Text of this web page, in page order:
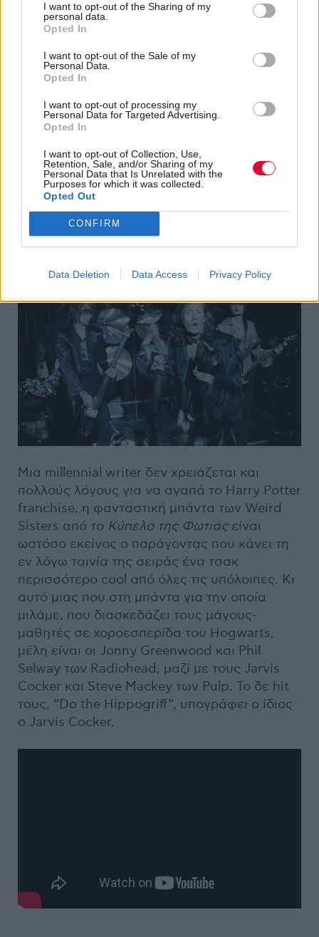
I want to opt-out of the Sharing of my
personal data.
Opted In
I want to opt-out of the Sale of my
Personal Data.
Opted In
I want to opt-out of processing my
Personal Data for Targeted Advertising.
Opted In
I want to opt-out of Collection, Use,
Retention, Sale, and/or Sharing of my
Personal Data that Is Unrelated with the
Purposes for which it was collected.
Opted Out
CONFIRM
Data Deletion Data Access Privacy Policy
Weird Sisters [Harry Potter and the Goblet Of
Fire]
Μια millennial writer δεν χρειάζεται και
πολλούς λόγους για να αγαπά το Harry Potter
franchise, η φανταστική μπάντα των Weird
Sisters από το Κύπελο της Φωτιάςείναι
ωστόσο εκείνος ο παράγοντας που κάνει τη
εν λόγω ταινία της σειράς ένα τσακ
περισσότερο cool από όλες τις υπόλοιπες. Κι
αυτό μιας που στη μπάντα για την οποία
μιλάμε, που διασκεδάζει τους μάγους-
μαθητές σε χοροεσπερίδα του Hogwarts,
μέλη είναι οι Jonny Greenwood και Phil
Selway των Radiohead, μαζί με τους Jarvis
Cocker και Steve Mackey των Pulp. Το δε hit
τους, “Do the Hippogriff”, υπογράφει ο ίδιος
ο Jarvis Cocker.